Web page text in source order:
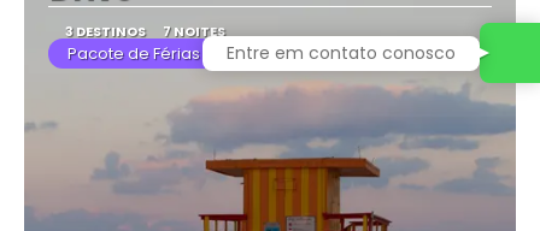
3 DESTINOS 7 NOITES
Pacote de Férias Entre em contato conosco